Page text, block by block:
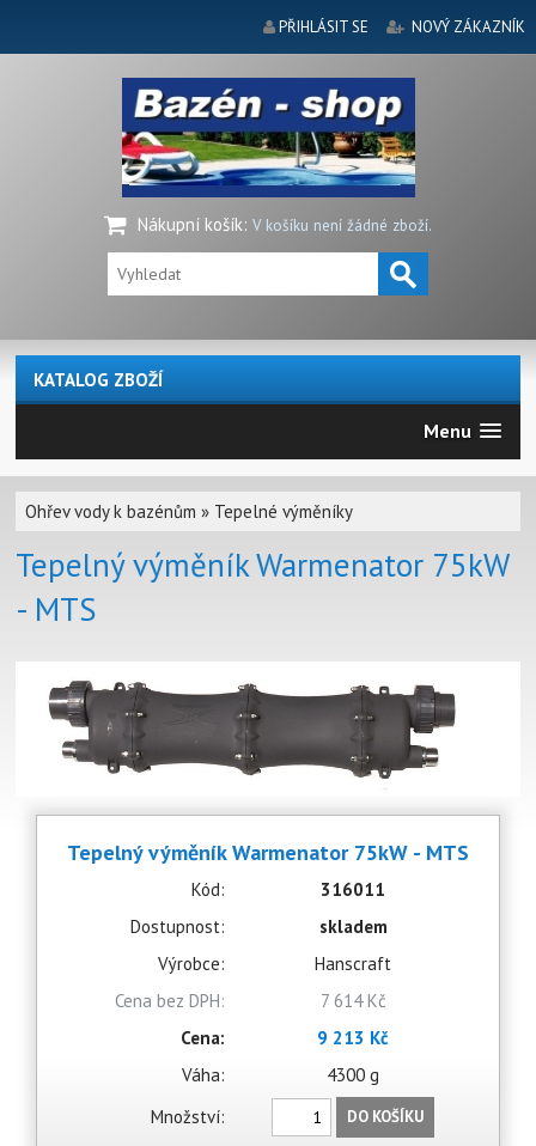
PŘIHLÁSIT SE NOVÝ ZÁKAZNÍK
Nákupní košík: V košíku není žádné zboží.
KATALOG ZBOŽÍ
Menu
Ohřev vody k bazénům » Tepelné výměníky
Tepelný výměník Warmenator 75kW
- MTS
Tepelný výměník Warmenator 75kW - MTS
Kód:
316011
Dostupnost:
skladem
Výrobce:
Hanscraft
Cena bez DPH:
7 614 Kč
Cena:
9 213 Kč
Váha:
4300 g
Množství:
DO KOŠÍKU